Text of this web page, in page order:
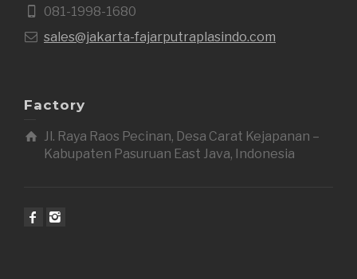
081-1998-1680
sales@jakarta-fajarputraplasindo.com
Factory
Jl. Raya Raos Pecinan, Desa Carat Kejapanan –
Kabupaten Pasuruan East Java, Indonesia